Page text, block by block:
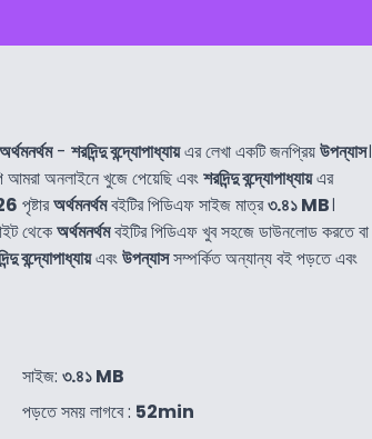
অর্থমনর্থম- শরদিন্দু বন্দ্যোপাধ্যায়এর লেখা একটি জনপ্রিয়উপন্যাস।
অনলাইনে খুজে পেয়েছি এবংশরদিন্দু বন্দ্যোপাধ্যায়এর
পৃষ্টারঅর্থমনর্থমবইটির পিডিএফ সাইজ মাত্র৩.৪১ MB।
থেকেঅর্থমনর্থমবইটির পিডিএফ খুব সহজে ডাউনলোড করতে বা
বন্দ্যোপাধ্যায়এবংউপন্যাসসম্পর্কিত অন্যান্য বই পড়তে এবং
সাইজ: ৩.৪১ MB
পড়তে সময় লাগবে : 52min